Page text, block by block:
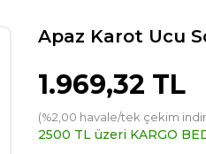
Apaz Karot Ucu
1.969,32 TL
(%2,00 havale/tek çekim
2500 TL üzeri KARGO